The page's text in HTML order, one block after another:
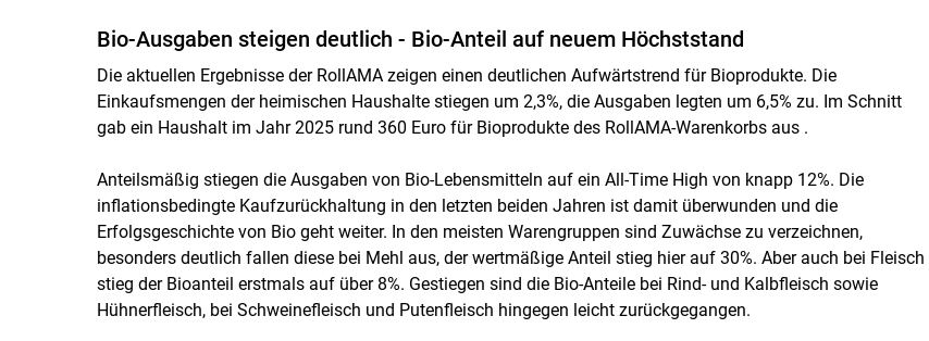
Skip to main content
Bio-Ausgaben steigen deutlich - Bio-Anteil auf neuem Höchststand
Die aktuellen Ergebnisse der RollAMA zeigen einen deutlichen Aufwärtstrend für Bioprodukte. Die
Einkaufsmengen der heimischen Haushalte stiegen um 2,3%, die Ausgaben legten um 6,5% zu. Im Schnitt
gab ein Haushalt im Jahr 2025 rund 360 Euro für Bioprodukte des RollAMA-Warenkorbs aus .
Anteilsmäßig stiegen die Ausgaben von Bio-Lebensmitteln auf ein All-Time High von knapp 12%. Die
inflationsbedingte Kaufzurückhaltung in den letzten beiden Jahren ist damit überwunden und die
Erfolgsgeschichte von Bio geht weiter. In den meisten Warengruppen sind Zuwächse zu verzeichnen,
besonders deutlich fallen diese bei Mehl aus, der wertmäßige Anteil stieg hier auf 30%. Aber auch bei Fleisch
stieg der Bioanteil erstmals auf über 8%. Gestiegen sind die Bio-Anteile bei Rind- und Kalbfleisch sowie
Hühnerfleisch, bei Schweinefleisch und Putenfleisch hingegen leicht zurückgegangen.